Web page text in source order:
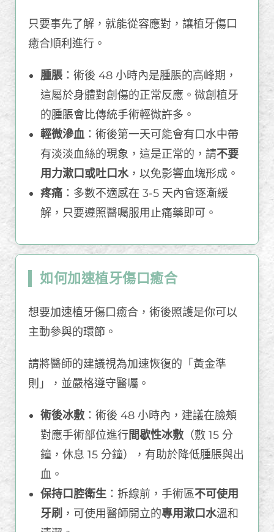
只要事先了解，就能從容應對，讓植牙傷口
癒合順利進行。
腫脹 ：術後 48 小時內是腫脹的高峰期，
這屬於身體對創傷的正常反應。微創植牙
的腫脹會比傳統手術輕微許多。
輕微滲血 ：術後第一天可能會有口水中帶
有淡淡血絲的現象，這是正常的，請不要
用力漱口或吐口水，以免影響血塊形成。
疼痛 ：多數不適感在 3-5 天內會逐漸緩
解，只要遵照醫囑服用止痛藥即可。
如何加速植牙傷口癒合
想要加速植牙傷口癒合，術後照護是你可以
主動參與的環節。
請將醫師的建議視為加速恢復的「黃金準
則」，並嚴格遵守醫囑。
術後冰敷 ：術後 48 小時內，建議在臉頰
對應手術部位進行間歇性冰敷 （敷 15 分
鐘，休息 15 分鐘），有助於降低腫脹與出
血。
保持口腔衛生 ：拆線前，手術區不可使用
牙刷 ，可使用醫師開立的專用漱口水溫和